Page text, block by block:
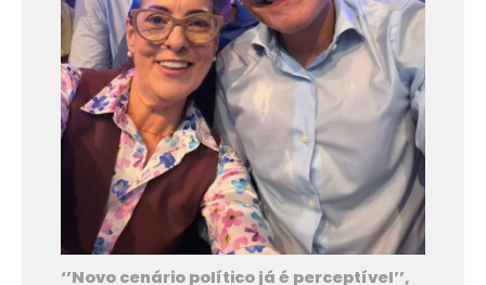
‘’Novo cenário político já é perceptível’’,